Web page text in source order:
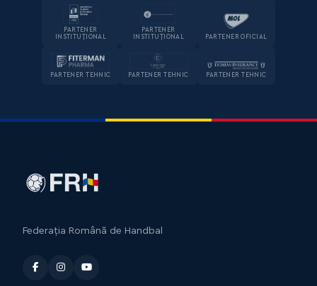
PARTENER
INSTITUȚIONAL
PARTENER
INSTITUȚIONAL
PARTENER OFICIAL
PARTENER TEHNIC PARTENER TEHNIC PARTENER TEHNIC
Federația Română de Handbal